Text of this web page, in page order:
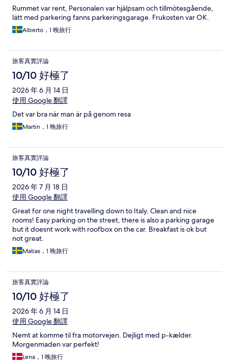
Rummet var rent, Personalen var hjälpsam och tillmötesgående,
lätt med parkering fanns parkeringsgarage. Frukosten var OK.
Alberto，1 晚旅行
旅客真實評論
10/10 好極了
2026 年 6 月 14 日
使用 Google 翻譯
Det var bra när man är på genom resa
Martin，1 晚旅行
旅客真實評論
10/10 好極了
2026 年 7 月 18 日
使用 Google 翻譯
Great for one night travelling down to Italy. Clean and nice
rooms! Easy parking on the street, there is also a parking garage
but it doesnt work with roofbox on the car. Breakfast is ok but
not great.
Matias，1 晚旅行
旅客真實評論
10/10 好極了
2026 年 6 月 14 日
使用 Google 翻譯
Nemt at komme til fra motorvejen. Dejligt med p-kælder.
Morgenmaden var perfekt!
Lena，1 晚旅行